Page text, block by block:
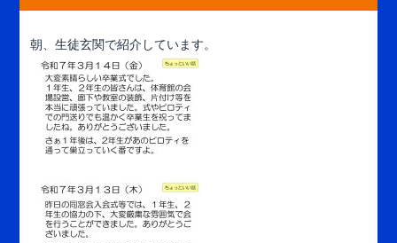
朝、生徒玄関で紹介しています。